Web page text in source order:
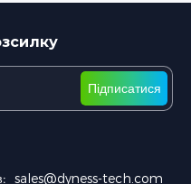
Підписатися
sales@dyness-tech.com